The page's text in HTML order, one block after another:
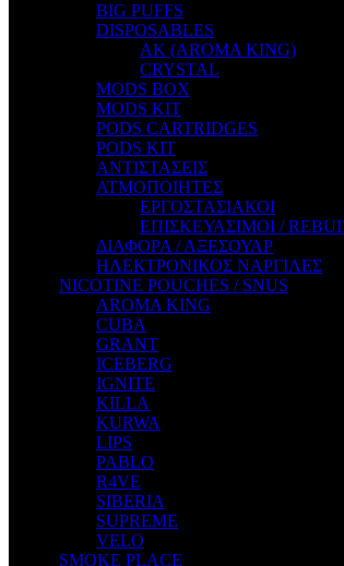
OPMH PROJECT
S-ELF JUICE
SADBOY
SCANDAL
SECRET FOREST
STEAM CITY LIQUIDS
STEAM TRAIN
STEAMPUNK
TALES
TATTOO
THE ALCHEMIST
THE SMOKER'S CLUB
TIKI MAHU
TWIST
VAPE NOVA
VGOD
WILD ZOO
YETI
ZEUS JUICE
BIG PUFFS
DISPOSABLES
AK (AROMA KING)
CRYSTAL
MODS BOX
MODS KIT
PODS CARTRIDGES
PODS KIT
ΑΝΤΙΣΤΑΣΕΙΣ
ΑΤΜΟΠΟΙΗΤΕΣ
ΕΡΓΟΣΤΑΣΙΑΚΟΙ
ΕΠΙΣΚΕΥΑΣΙΜΟΙ /
ΔΙΑΦΟΡΑ / ΑΞΕΣΟΥΑΡ
ΗΛΕΚΤΡΟΝΙΚΟΣ ΝΑΡΓΙΛΕΣ
NICOTINE POUCHES / SNUS
AROMA KING
CUBA
GRANT
ICEBERG
IGNITE
KILLA
KURWA
LIPS
PABLO
R4VE
SIBERIA
SUPREME
VELO
SMOKE PLACE